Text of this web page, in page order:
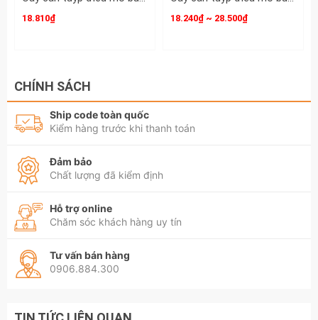
18.810₫ 18.240₫ ~ 28.500₫
CHÍNH SÁCH
Ship code toàn quốc
Kiểm hàng trước khi thanh toán
Đảm bảo
Chất lượng đã kiểm định
Hỗ trợ online
Chăm sóc khách hàng uy tín
Tư vấn bán hàng
0906.884.300